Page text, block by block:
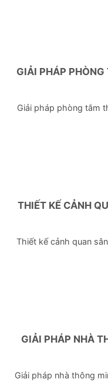
GIẢI PHÁP
Giải pháp phòng tắm
THIẾT KẾ CẢNH
Thiết kế cảnh quan
GIẢI PHÁP NHÀ
Giải pháp nhà thông